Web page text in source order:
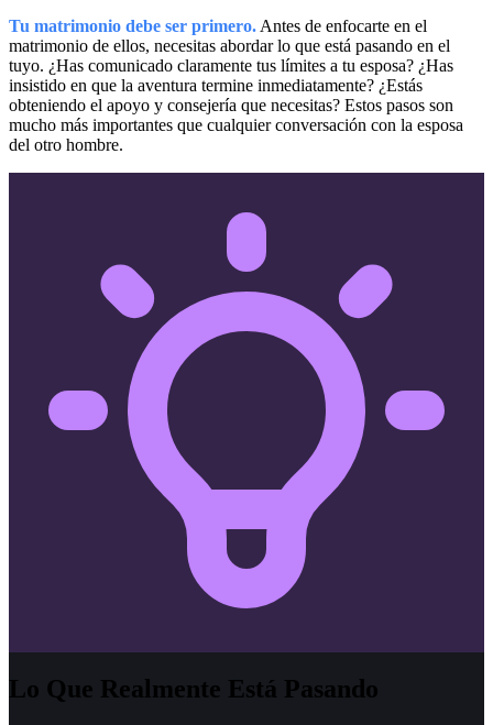
Tu matrimonio debe ser primero.Antes de enfocarte en el
matrimonio de ellos, necesitas abordar lo que está pasando en el
tuyo. ¿Has comunicado claramente tus límites a tu esposa? ¿Has
insistido en que la aventura termine inmediatamente? ¿Estás
obteniendo el apoyo y consejería que necesitas? Estos pasos son
mucho más importantes que cualquier conversación con la esposa
del otro hombre.
Lo Que Realmente Está Pasando